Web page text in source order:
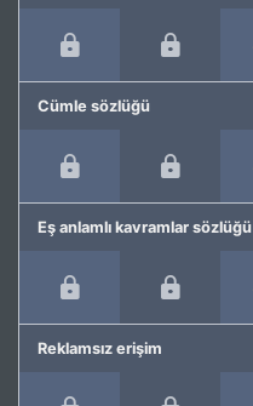
Cümle sözlüğü
Eş anlamlı kavramlar sözlüğü
Reklamsız erişim